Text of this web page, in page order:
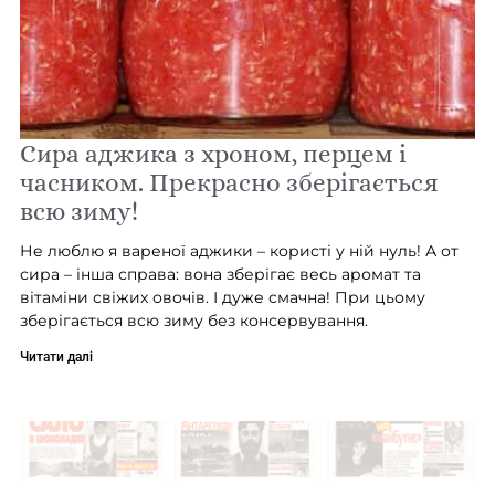
Сира аджика з хроном, перцем і
часником. Прекрасно зберігається
всю зиму!
Не люблю я вареної аджики – користі у ній нуль! А от
сира – інша справа: вона зберігає весь аромат та
вітаміни свіжих овочів. І дуже смачна! При цьому
зберігається всю зиму без консервування.
Читати далі